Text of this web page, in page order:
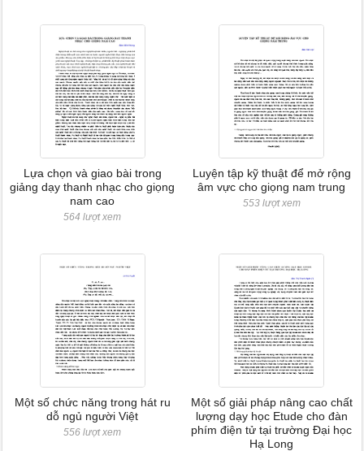
Lựa chọn và giao bài trong
giảng dạy thanh nhạc cho giọng
nam cao
564 lượt xem
Luyện tập kỹ thuật để mở rộng
âm vực cho giọng nam trung
553 lượt xem
Một số chức năng trong hát ru
dỗ ngủ người Việt
556 lượt xem
Một số giải pháp nâng cao chất
lượng dạy học Etude cho đàn
phím điện tử tại trường Đại học
Hạ Long